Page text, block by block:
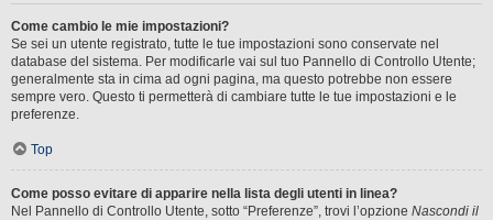
Come cambio le mie impostazioni?
Se sei un utente registrato, tutte le tue impostazioni sono conservate nel
database del sistema. Per modificarle vai sul tuo Pannello di Controllo Utente;
generalmente sta in cima ad ogni pagina, ma questo potrebbe non essere
sempre vero. Questo ti permetterà di cambiare tutte le tue impostazioni e le
preferenze.
Top
Come posso evitare di apparire nella lista degli utenti in linea?
Nel Pannello di Controllo Utente, sotto “Preferenze”, trovi l’opzione Nascondi il